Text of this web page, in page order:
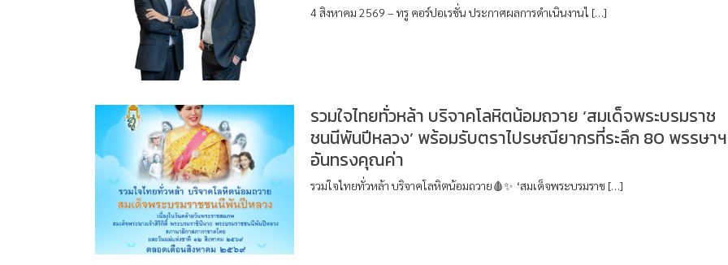
4 สิงหาคม 2569 – ทรู คอร์ปอเรชั่น ประกาศผลการดำเนินงานไ […]
รวมใจไทยทั่วหล้า บริจาคโลหิตน้อมถวาย ‘สมเด็จพระบรมราช
ชนนีพันปีหลวง’ พร้อมรับตราไปรษณียากรที่ระลึก 80 พรรษาฯ
อันทรงคุณค่า
รวมใจไทยทั่วหล้า บริจาคโลหิตน้อมถวาย🩸✨ ‘สมเด็จพระบรมราช […]